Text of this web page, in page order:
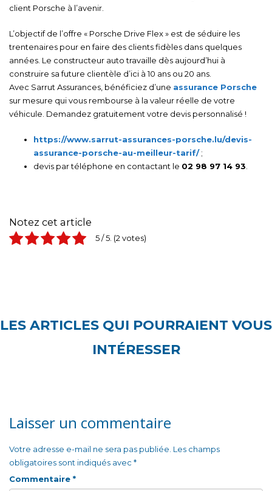
client Porsche à l’avenir.
L’objectif de l’offre « Porsche Drive Flex » est de séduire les
trentenaires pour en faire des clients fidèles dans quelques
années. Le constructeur auto travaille dès aujourd’hui à
construire sa future clientèle d’ici à 10 ans ou 20 ans.
Avec Sarrut Assurances, bénéficiez d’une assurance Porsche
sur mesure qui vous rembourse à la valeur réelle de votre
véhicule. Demandez gratuitement votre devis personnalisé !
https://www.sarrut-assurances-porsche.lu/devis-
assurance-porsche-au-meilleur-tarif/;
devis par téléphone en contactant le 02 98 97 14 93
Notez cet article
5/ 5. 2
LES ARTICLES QUI POURRAIENT VOUS
INTÉRESSER
Laisser un commentaire
Votre adresse e-mail ne sera pas publiée. Les champs
obligatoires sont indiqués avec *
Commentaire *